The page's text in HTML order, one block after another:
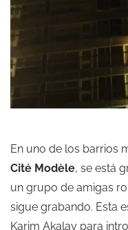
En uno de los barrios
Cité Modèle, se está
un grupo de amigas
sigue grabando. Esta
Karim Akalay para